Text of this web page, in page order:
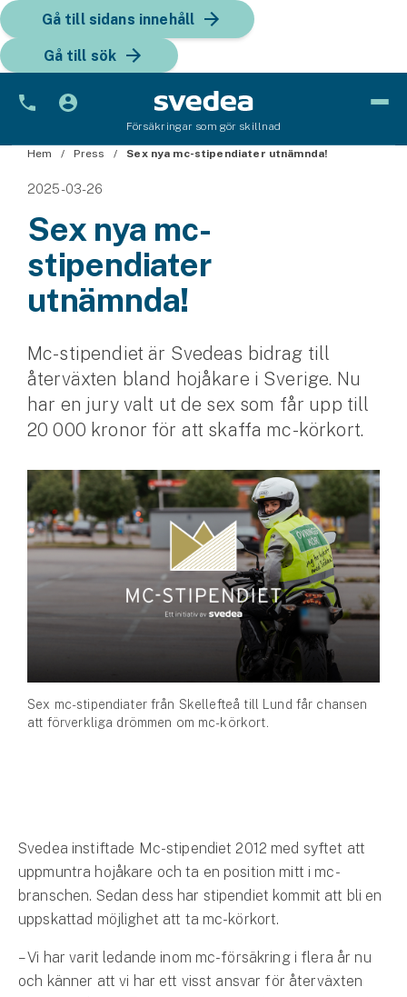
Gå till sidans innehåll
Gå till sök
Försäkringar som gör skillnad
Bil
Bilförsäkring
Bilförsäkring för företag
Fordon
Snöskoterförsäkring
ATV-försäkring
Släpvagnsförsäkring
Motorcykel
Mc-försäkring
Märkesförsäkringar
Båt
Båtförsäkring
Vattenskoterförsäkring
Jakthundsförsäkring
Kattförsäkring
Djurförsäkring
Hem & hus
Sex mc-stipendiater från Skellefteå till Lund får chansen
att förverkliga drömmen om mc-körkort.
Hem Press Sex nya mc-stipendiater utnämnda!
2025-03-26
Sex nya mc-
stipendiater
utnämnda!
Mc-stipendiet är Svedeas bidrag till
återväxten bland hojåkare i Sverige. Nu
har en jury valt ut de sex som får upp till
20 000 kronor för att skaffa mc-körkort.
Svedea instiftade Mc-stipendiet 2012 med syftet att
uppmuntra hojåkare och ta en position mitt i mc-
branschen. Sedan dess har stipendiet kommit att bli en
uppskattad möjlighet att ta mc-körkort.
– Vi har varit ledande inom mc-försäkring i flera år nu
och känner att vi har ett visst ansvar för återväxten